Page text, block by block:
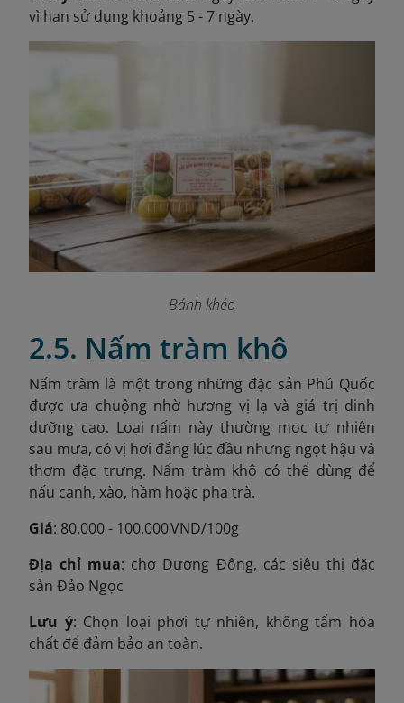
vì hạn sử dụng khoảng 5 - 7 ngày.
Bánh khéo
2.5. Nấm tràm khô
Nấm tràm là một trong những đặc sản Phú Quốc
được ưa chuộng nhờ hương vị lạ và giá trị dinh
dưỡng cao. Loại nấm này thường mọc tự nhiên
sau mưa, có vị hơi đắng lúc đầu nhưng ngọt hậu và
thơm đặc trưng. Nấm tràm khô có thể dùng để
nấu canh, xào, hầm hoặc pha trà.
Giá: 80.000 - 100.000 VND/100g
Địa chỉ mua: chợ Dương Đông, các siêu thị đặc
sản Đảo Ngọc
Lưu ý: Chọn loại phơi tự nhiên, không tẩm hóa
chất để đảm bảo an toàn.